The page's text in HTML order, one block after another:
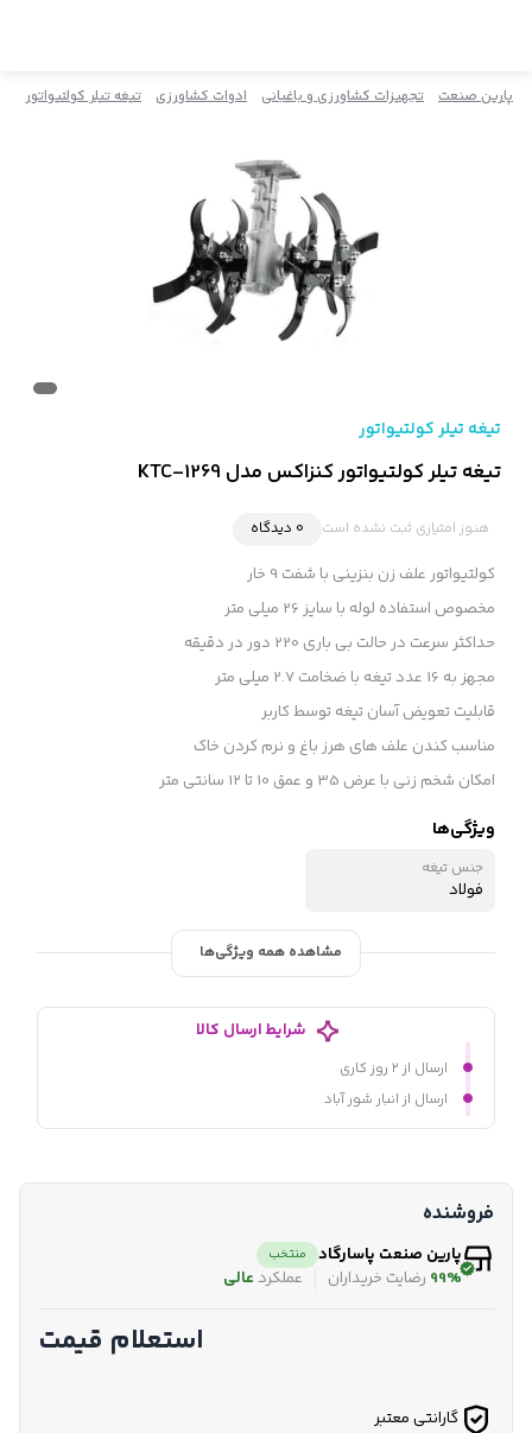
پارین صنعت تجهیزات کشاورزی و باغبانی ادوات کشاورزی تیغه تیلر کولتیواتور
تیغه تیلر کولتیواتور
تیغه تیلر کولتیواتور کنزاکس مدل KTC-1269
هنوز امتیازی ثبت نشده است 0 دیدگاه
کولتیواتور علف زن بنزینی با شفت 9 خار
مخصوص استفاده لوله با سایز 26 میلی متر
حداکثر سرعت در حالت بی باری 220 دور در دقیقه
مجهز به 16 عدد تیغه با ضخامت 2.7 میلی متر
قابلیت تعویض آسان تیغه توسط کاربر
مناسب کندن علف های هرز باغ و نرم کردن خاک
امکان شخم زنی با عرض 35 و عمق 10 تا 12 سانتی متر
ویژگی‌ها
جنس تیغه
فولاد
مشاهده همه ویژگی‌ها
شرایط ارسال کالا
ارسال از ۲ روز کاری
ارسال از انبار شور آباد
فروشنده
پارین صنعت پاسارگاد منتخب
99% رضایت خریداران عملکرد عالی
استعلام قیمت
گارانتی معتبر